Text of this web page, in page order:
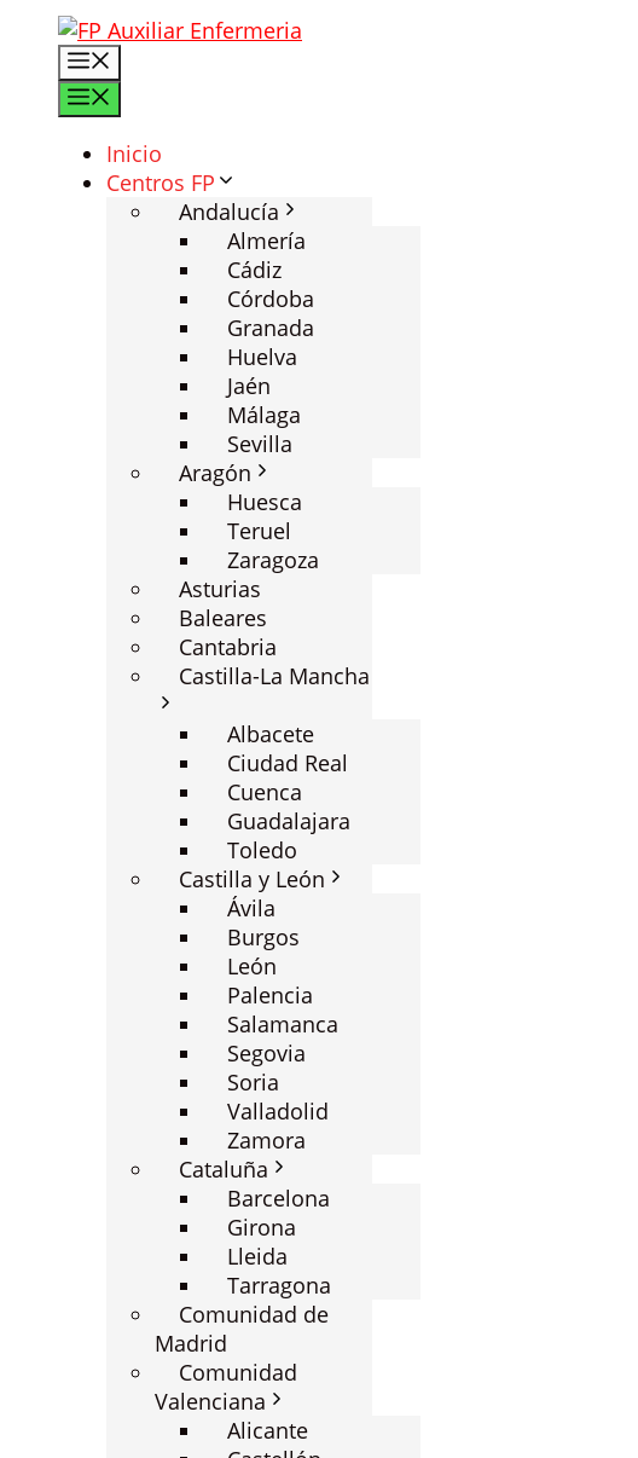
Saltar
contenido
Inicio
Centros FP
Andalucía
Almería
Cádiz
Córdoba
Granada
Huelva
Jaén
Málaga
Sevilla
Aragón
Huesca
Teruel
Zaragoza
Asturias
Baleares
Cantabria
Castilla-La Mancha
Albacete
Ciudad Real
Cuenca
Guadalajara
Toledo
Castilla y León
Ávila
Burgos
León
Palencia
Salamanca
Segovia
Soria
Valladolid
Zamora
Cataluña
Barcelona
Girona
Lleida
Tarragona
Comunidad de
Madrid
Comunidad
Valenciana
Alicante